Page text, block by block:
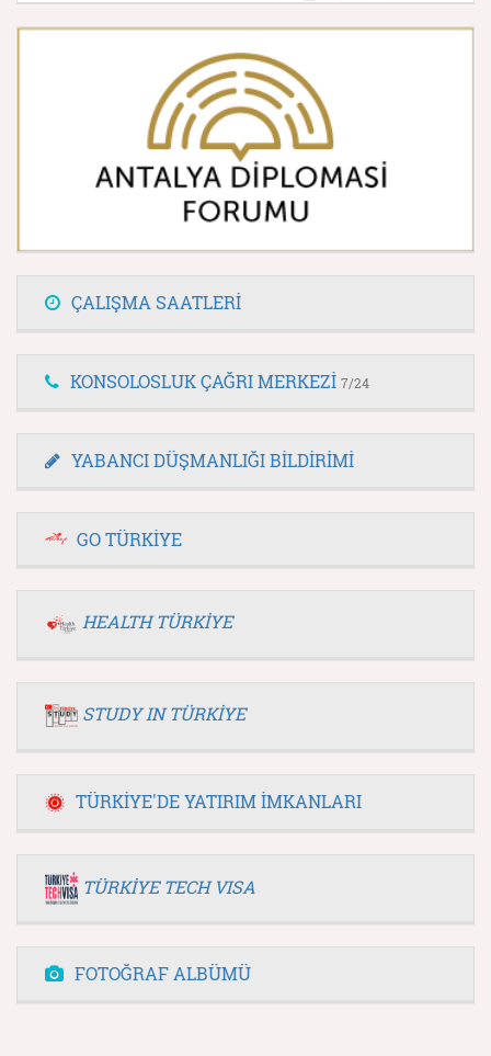
ÇALIŞMA SAATLERİ
KONSOLOSLUK ÇAĞRI MERKEZİ 7/24
YABANCI DÜŞMANLIĞI BİLDİRİMİ
GO TÜRKİYE
HEALTH TÜRKİYE
STUDY IN TÜRKİYE
TÜRKİYE'DE YATIRIM İMKANLARI
TÜRKİYE TECH VISA
FOTOĞRAF ALBÜMÜ